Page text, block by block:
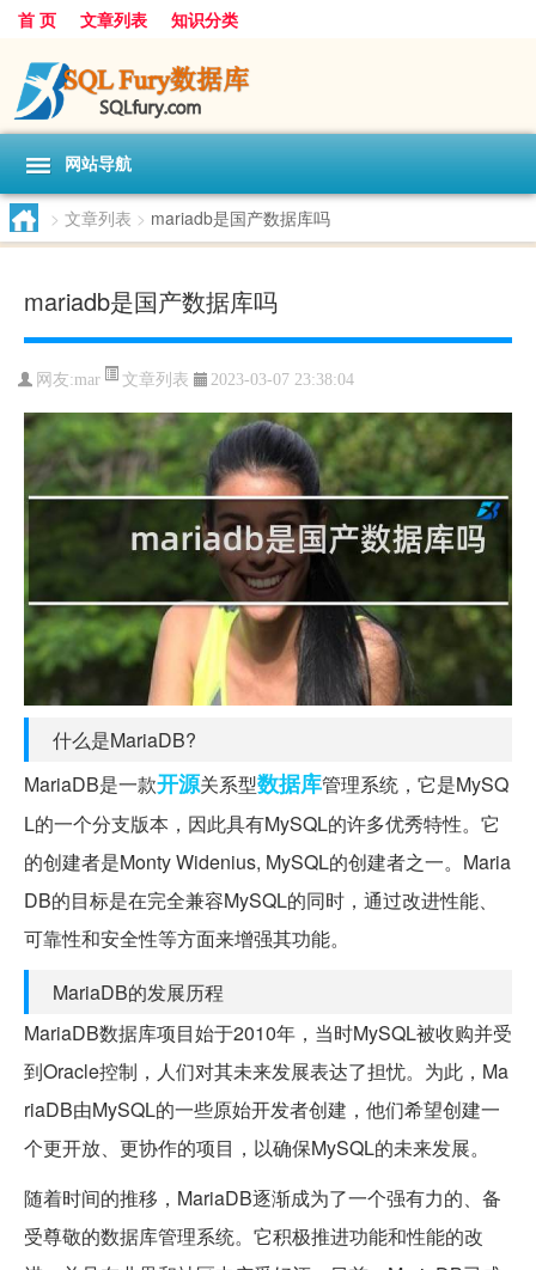
首 页 文章列表 知识分类
网站导航
> 文章列表 > mariadb是国产数据库吗
mariadb是国产数据库吗
网友:mar 文章列表 2023-03-07 23:38:04
什么是MariaDB?
MariaDB是一款开源关系型数据库管理系统，它是MySQ
L的一个分支版本，因此具有MySQL的许多优秀特性。它
的创建者是Monty Widenius, MySQL的创建者之一。Maria
DB的目标是在完全兼容MySQL的同时，通过改进性能、
可靠性和安全性等方面来增强其功能。
MariaDB的发展历程
MariaDB数据库项目始于2010年，当时MySQL被收购并受
到Oracle控制，人们对其未来发展表达了担忧。为此，Ma
riaDB由MySQL的一些原始开发者创建，他们希望创建一
个更开放、更协作的项目，以确保MySQL的未来发展。
随着时间的推移，MariaDB逐渐成为了一个强有力的、备
受尊敬的数据库管理系统。它积极推进功能和性能的改